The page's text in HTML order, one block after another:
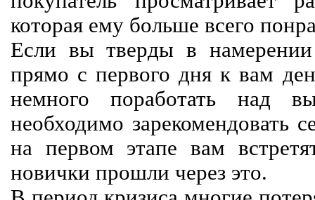
которая ему больше всего
Если вы тверды в
прямо с первого дня к вам
немного поработать над
необходимо зарекомендовать
на первом этапе вам
новички прошли через это.